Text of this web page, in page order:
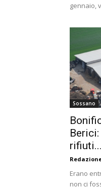
gennaio,
Sossano
rifiuti...
Erano
non ci